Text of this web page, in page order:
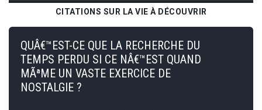
CITATIONS SUR LA VIE À DÉCOUVRIR
QUÂ€™EST-CE QUE LA RECHERCHE DU
TEMPS PERDU SI CE NÂ€™EST QUAND
MÃªME UN VASTE EXERCICE DE
NOSTALGIE ?